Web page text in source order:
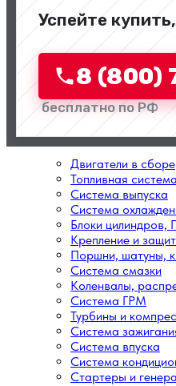
Успейте
8 (800)
бесплатно по РФ
Перейти в
Двигатели в сборе
Топливная система
Система выпуска
Система
Блоки цилиндров,
Крепление и
Поршни, шатуны,
Система смазки
Коленвалы,
Система ГРМ
Турбины и
Система
Система впуска
Система
Стартеры и